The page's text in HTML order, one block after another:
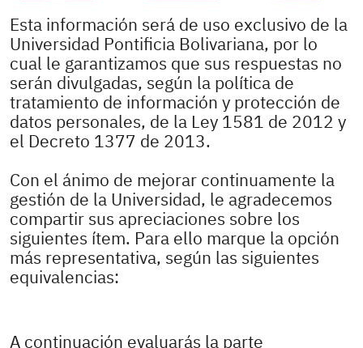
Esta información será de uso exclusivo de la
Universidad Pontificia Bolivariana, por lo
cual le garantizamos que sus respuestas no
serán divulgadas, según la política de
tratamiento de información y protección de
datos personales, de la Ley 1581 de 2012 y
el Decreto 1377 de 2013.
Con el ánimo de mejorar continuamente la
gestión de la Universidad, le agradecemos
compartir sus apreciaciones sobre los
siguientes ítem. Para ello marque la opción
más representativa, según las siguientes
equivalencias:
A continuación evaluarás la parte